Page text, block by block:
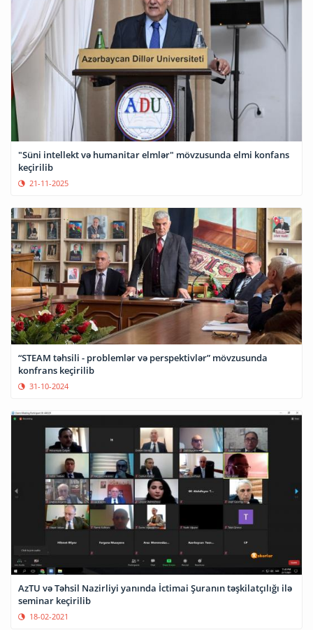
"Süni intellekt və humanitar elmlər" mövzusunda elmi konfans
keçirilib
21-11-2025
“STEAM təhsili - problemlər və perspektivlər” mövzusunda
konfrans keçirilib
31-10-2024
AzTU və Təhsil Nazirliyi yanında İctimai Şuranın təşkilatçılığı ilə
seminar keçirilib
18-02-2021